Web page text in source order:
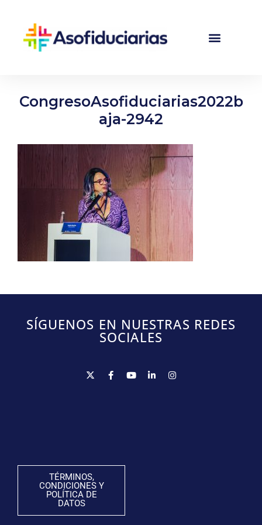
CongresoAsofiduciarias2022b
aja-2942
SÍGUENOS EN NUESTRAS REDES
SOCIALES
TÉRMINOS,
CONDICIONES Y
POLÍTICA DE
DATOS